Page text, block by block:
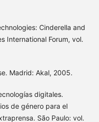
Cinderella and
International Forum, vol.
Madrid: Akal, 2005.
digitales.
de género para el
São Paulo: vol.